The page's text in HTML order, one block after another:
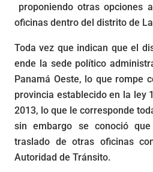
proponiendo otras opciones
oficinas dentro del distrito de
Toda vez que indican que el
ende la sede político
Panamá Oeste, lo que rompe
provincia establecido en la ley
2013, lo que le corresponde
sin embargo se conoció
traslado de otras oficinas
Autoridad de Tránsito.